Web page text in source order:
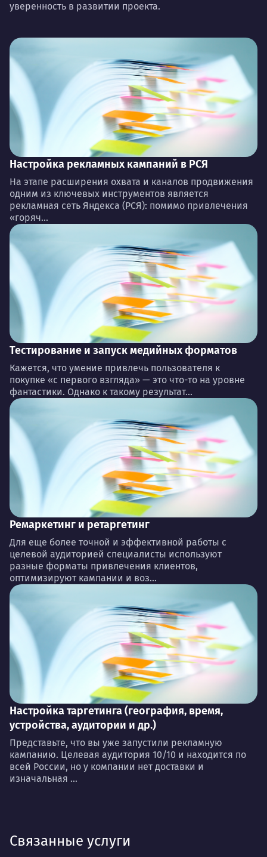
уверенность в развитии проекта.
Настройка рекламных кампаний в РСЯ
На этапе расширения охвата и каналов продвижения
одним из ключевых инструментов является
рекламная сеть Яндекса (РСЯ): помимо привлечения
«горяч...
Тестирование и запуск медийных форматов
Кажется, что умение привлечь пользователя к
покупке «с первого взгляда» — это что-то на уровне
фантастики. Однако к такому результат...
Ремаркетинг и ретаргетинг
Для еще более точной и эффективной работы с
целевой аудиторией специалисты используют
разные форматы привлечения клиентов,
оптимизируют кампании и воз...
Настройка таргетинга (география, время,
устройства, аудитории и др.)
Представьте, что вы уже запустили рекламную
кампанию. Целевая аудитория 10/10 и находится по
всей России, но у компании нет доставки и
изначальная ...
Связанные услуги